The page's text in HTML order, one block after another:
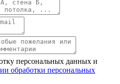
персональных данных и
обработки персональных